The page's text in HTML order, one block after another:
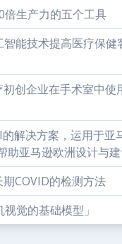
倍生产力的五个工具
能技术提高医疗保健
创企业在手术室中使
解决方案，运用于亚
助亚马逊欧洲设计与
COVID的检测方法
觉的基础模型」